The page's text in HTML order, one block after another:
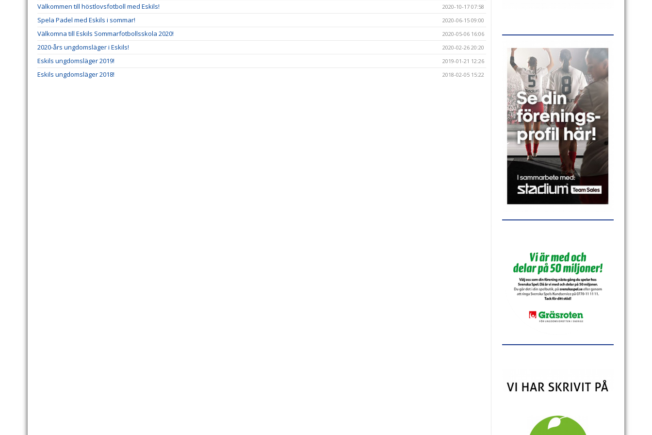
Välkommen till höstlovsfotboll med Eskils! 2020-10-17 07:58
Spela Padel med Eskils i sommar! 2020-06-15 09:00
Välkomna till Eskils Sommarfotbollsskola 2020! 2020-05-06 16:06
2020-års ungdomsläger i Eskils! 2020-02-26 20:20
Eskils ungdomsläger 2019! 2019-01-21 12:26
Eskils ungdomsläger 2018! 2018-02-05 15:22